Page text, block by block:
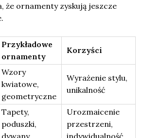
że ornamenty zyskują jeszcze
Przykładowe
ornamenty
Korzyści
Wzory
kwiatowe,
geometryczne
Wyrażenie stylu,
unikalność
Tapety,
poduszki,
Urozmaicenie
przestrzeni,